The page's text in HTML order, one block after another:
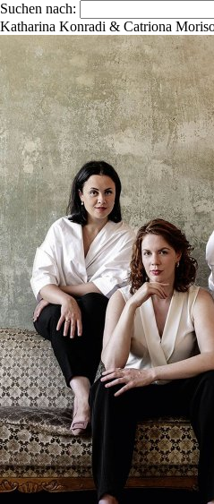
Suchen nach:
Katharina Konradi & Catriona